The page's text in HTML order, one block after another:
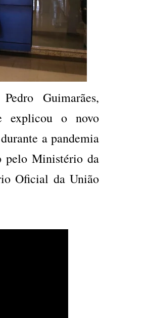
Guimarães,
explicou o novo
a pandemia
pelo Ministério da
Oficial da União